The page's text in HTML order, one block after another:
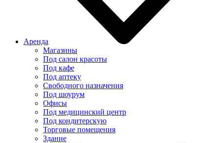
Аренда
Магазины
Под салон красоты
Под кафе
Под аптеку
Свободного назначения
Под шоурум
Офисы
Под медицинский центр
Под кондитерскую
Торговые помещения
Здание